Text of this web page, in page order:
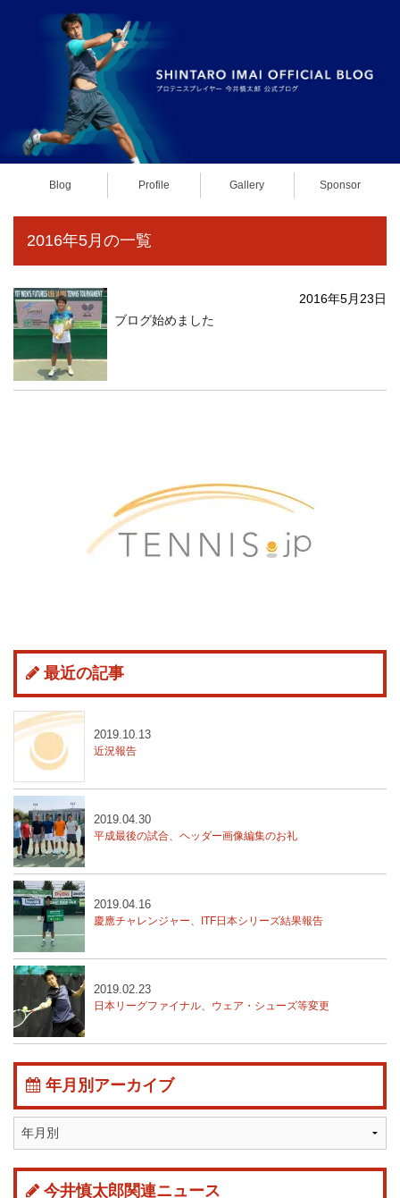
Blog Profile Gallery Sponsor
2016年5月の一覧
2016年5月23日
ブログ始めました
最近の記事
近況報告
2019.10.13
平成最後の試合、ヘッダー画像編集のお礼
2019.04.30
慶應チャレンジャー、ITF日本シリーズ結果報告
2019.04.16
日本リーグファイナル、ウェア・シューズ等変更
2019.02.23
年月別アーカイブ
今井慎太郎関連ニュース